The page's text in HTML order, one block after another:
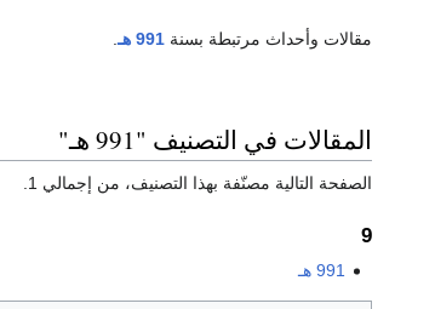
مقالات وأحداث مرتبطة بسنة 991 هـ
.
المقالات في التصنيف "991 هـ"
الصفحة التالية مصنّفة بهذا التصنيف، من إجمالي 1.
9
991 هـ